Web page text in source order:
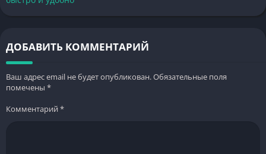
ДОБАВИТЬ КОММЕНТАРИЙ
Ваш адрес email не будет опубликован.Обязательные поля
помечены *
Комментарий*